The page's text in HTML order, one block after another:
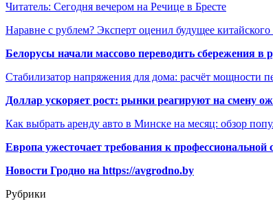
Читатель: Сегодня вечером на Речице в Бресте
Наравне с рублем? Эксперт оценил будущее
Белорусы начали массово переводить сбережения
Стабилизатор напряжения для дома: расчёт мощности
Доллар ускоряет рост: рынки реагируют на смену
Как выбрать аренду авто в Минске на месяц: обзор
Европа ужесточает требования к
Новости Гродно на https://avgrodno.by
Рубрики